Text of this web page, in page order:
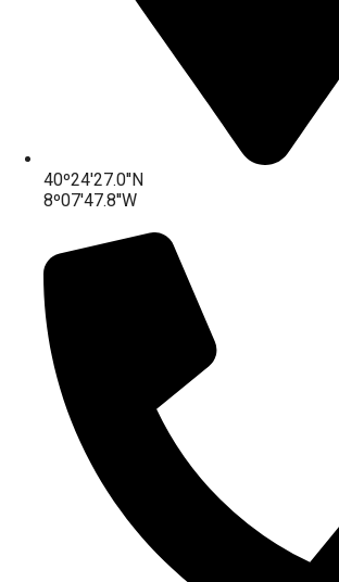
40º24'27.0''N
8º07'47.8''W